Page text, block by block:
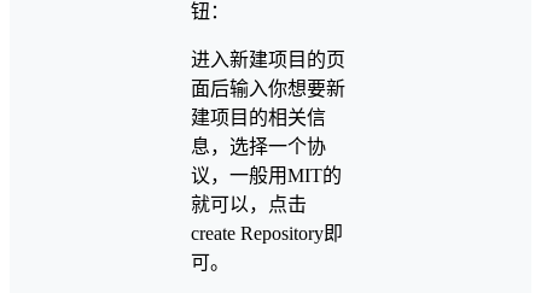
钮：
进入新建项目的页
面后输入你想要新
建项目的相关信
息，选择一个协
议，一般用MIT的
就可以，点击
create Repository即
可。